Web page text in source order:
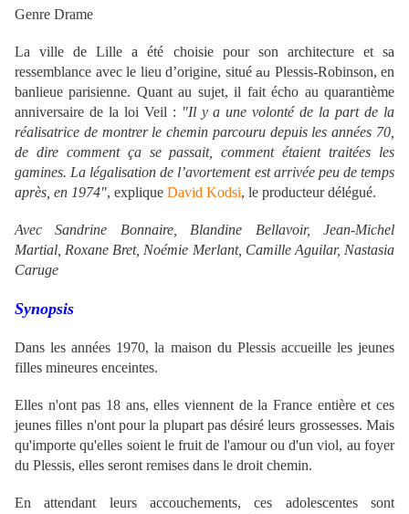
Genre Drame
La ville de Lille a été choisie pour son architecture et sa
ressemblance avec le lieu d’origine, situé au Plessis-Robinson, en
banlieue parisienne. Quant au sujet, il fait écho au quarantième
anniversaire de la loi Veil : "Il y a une volonté de la part de la
réalisatrice de montrer le chemin parcouru depuis les années 70,
de dire comment ça se passait, comment étaient traitées les
gamines. La légalisation de l’avortement est arrivée peu de temps
après, en 1974", explique David Kodsi, le producteur délégué.
Avec Sandrine Bonnaire, Blandine Bellavoir, Jean-Michel
Martial, Roxane Bret, Noémie Merlant, Camille Aguilar, Nastasia
Caruge
Synopsis
Dans les années 1970, la maison du Plessis accueille les jeunes
filles mineures enceintes.
Elles n'ont pas 18 ans, elles viennent de la France entière et ces
jeunes filles n'ont pour la plupart pas désiré leurs grossesses. Mais
qu'importe qu'elles soient le fruit de l'amour ou d'un viol, au foyer
du Plessis, elles seront remises dans le droit chemin.
En attendant leurs accouchements, ces adolescentes sont